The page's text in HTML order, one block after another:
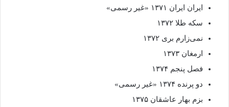
ایران ایران ۱۳۷۱ «غیر رسمی»
سکه طلا ۱۳۷۲
نمی‌زارم بری ۱۳۷۲
ارمغان ۱۳۷۳
فصل پنجم ۱۳۷۴
دو پرنده ۱۳۷۴ «غیر رسمی»
بزم بهار عاشقان ۱۳۷۵